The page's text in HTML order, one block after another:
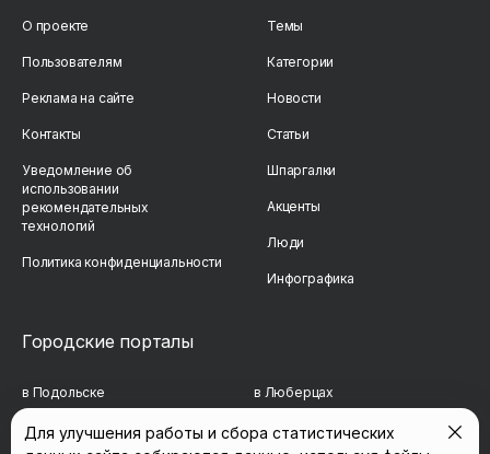
О проекте
Пользователям
Реклама на сайте
Контакты
Уведомление об
использовании
рекомендательных
технологий
Политика конфиденциальности
Темы
Категории
Новости
Статьи
Шпаргалки
Акценты
Люди
Инфографика
Городские порталы
в Подольске в Люберцах
в Мытищах в Красногорске
Для улучшения работы и сбора статистических